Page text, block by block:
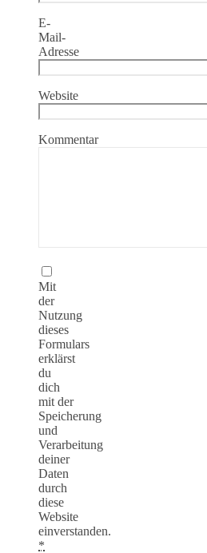
E-
Mail-
Adresse
Website
Kommentar
Mit
der
Nutzung
dieses
Formulars
erklärst
du
dich
mit der
Speicherung
und
Verarbeitung
deiner
Daten
durch
diese
Website
einverstanden.
*